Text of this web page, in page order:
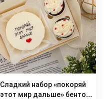
Сладкий набор «покоряй
этот мир дальше» бенто +